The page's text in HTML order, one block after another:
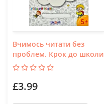
Вчимось читати без
проблем. Крок до школи
£3.99